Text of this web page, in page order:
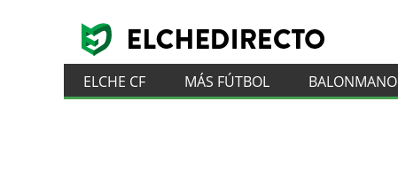
ELCHE CF MÁS FÚTBOL BALONMANO